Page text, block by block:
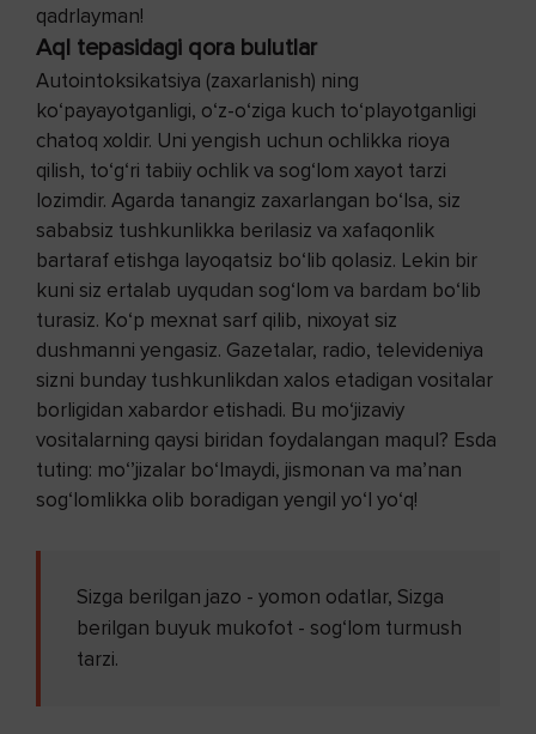
qadrlayman!
Aql tepasidagi qora bulutlar
Autointoksikatsiya (zaxarlanish) ning
ko‘payayotganligi, o‘z-o‘ziga kuch to‘playotganligi
chatoq xoldir. Uni yengish uchun ochlikka rioya
qilish, to‘g‘ri tabiiy ochlik va sog‘lom xayot tarzi
lozimdir. Agarda tanangiz zaxarlangan bo‘lsa, siz
sababsiz tushkunlikka berilasiz va xafaqonlik
bartaraf etishga layoqatsiz bo‘lib qolasiz. Lekin bir
kuni siz ertalab uyqudan sog‘lom va bardam bo‘lib
turasiz. Ko‘p mexnat sarf qilib, nixoyat siz
dushmanni yengasiz. Gazetalar, radio, televideniya
sizni bunday tushkunlikdan xalos etadigan vositalar
borligidan xabardor etishadi. Bu mo‘jizaviy
vositalarning qaysi biridan foydalangan maqul? Esda
tuting: mo‘’jizalar bo‘lmaydi, jismonan va ma’nan
sog‘lomlikka olib boradigan yengil yo‘l yo‘q!
Sizga berilgan jazo - yomon odatlar, Sizga
berilgan buyuk mukofot - sog‘lom turmush
tarzi.